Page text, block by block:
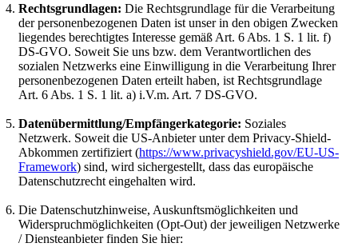
Rechtsgrundlagen: Die Rechtsgrundlage für die Verarbeitung
der personenbezogenen Daten ist unser in den obigen Zwecken
liegendes berechtigtes Interesse gemäß Art. 6 Abs. 1 S. 1 lit. f)
DS-GVO. Soweit Sie uns bzw. dem Verantwortlichen des
sozialen Netzwerks eine Einwilligung in die Verarbeitung Ihrer
personenbezogenen Daten erteilt haben, ist Rechtsgrundlage
Art. 6 Abs. 1 S. 1 lit. a) i.V.m. Art. 7 DS-GVO.
Datenübermittlung/Empfängerkategorie: Soziales
Netzwerk. Soweit die US-Anbieter unter dem Privacy-Shield-
Abkommen zertifiziert (https://www.privacyshield.gov/EU-US-
Framework) sind, wird sichergestellt, dass das europäische
Datenschutzrecht eingehalten wird.
Die Datenschutzhinweise, Auskunftsmöglichkeiten und
Widerspruchmöglichkeiten (Opt-Out) der jeweiligen Netzwerke
/ Diensteanbieter finden Sie hier: